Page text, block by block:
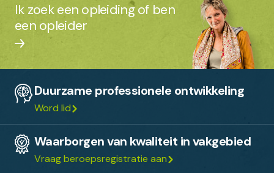
Ik zoek een opleiding of ben
een opleider
Duurzame professionele ontwikkeling
Word lid
Waarborgen van kwaliteit in vakgebied
Vraag beroepsregistratie aan